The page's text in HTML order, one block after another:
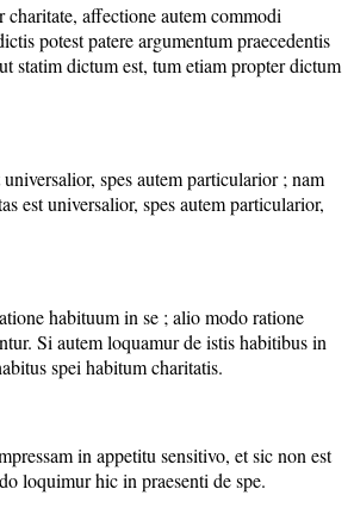
affectione autem commodi
potest patere argumentum praecedentis
statim dictum est, tum etiam propter dictum
spes autem particularior ; nam
est universalior, spes autem particularior,
habituum in se ; alio modo ratione
Si autem loquamur de istis habitibus in
spei habitum charitatis.
in appetitu sensitivo, et sic non est
loquimur hic in praesenti de spe.